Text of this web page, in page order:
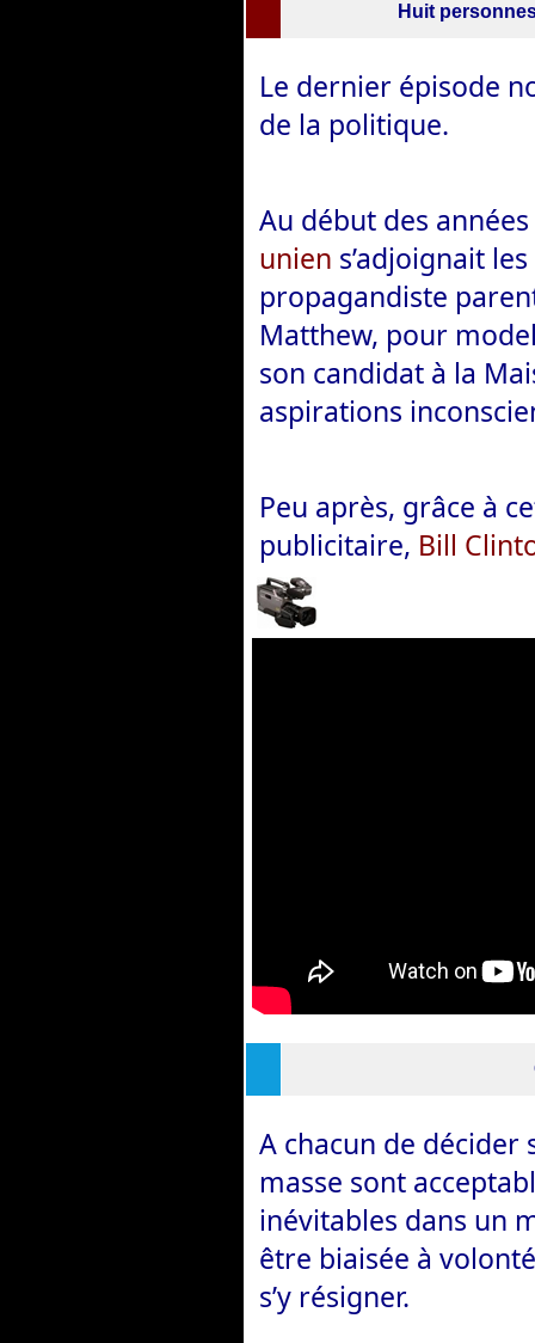
Huit
Le dernier épisode
de la politique.
Au début des
unien s’adjoignait
propagandiste
Matthew, pour
son candidat à la
aspirations
Peu après, grâce à
publicitaire, Bill
A chacun de décider
masse sont
inévitables dans un
être biaisée à
s’y résigner.